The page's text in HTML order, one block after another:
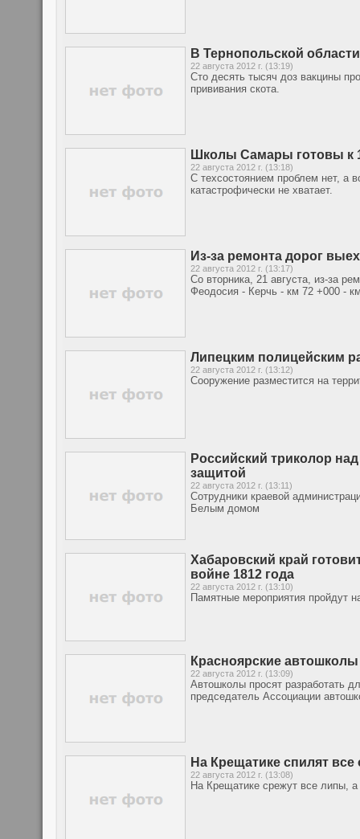
В Тернопольской
22 августа 2012 г. (13:19)
Сто десять тысяч доз вакцины
прививания скота.
Школы Самары готовы к
22 августа 2012 г. (13:18)
С техсостоянием проблем нет, а
катастрофически не хватает.
Из-за ремонта дорог
22 августа 2012 г. (13:17)
Со вторника, 21 августа, из-за
Феодосия - Керчь - км 72 +000 -
Липецким полицейским
22 августа 2012 г. (13:12)
Сооружение разместится на
Российский триколор
защитой
22 августа 2012 г. (13:11)
Сотрудники краевой
Белым домом
Хабаровский край
войне 1812 года
22 августа 2012 г. (13:10)
Памятные мероприятия пройдут
Красноярские
22 августа 2012 г. (13:09)
Автошколы просят разработать
председатель Ассоциации
На Крещатике спилят
22 августа 2012 г. (13:08)
На Крещатике срежут все липы,